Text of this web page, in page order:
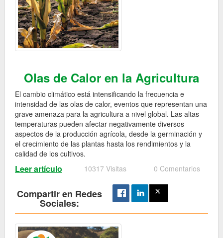
Olas de Calor en la Agricultura
El cambio climático está intensificando la frecuencia e
intensidad de las olas de calor, eventos que representan una
grave amenaza para la agricultura a nivel global. Las altas
temperaturas pueden afectar negativamente diversos
aspectos de la producción agrícola, desde la germinación y
el crecimiento de las plantas hasta los rendimientos y la
calidad de los cultivos.
Leer artículo 10317 Visitas 0 Comentarios
Compartir en Redes
Sociales: